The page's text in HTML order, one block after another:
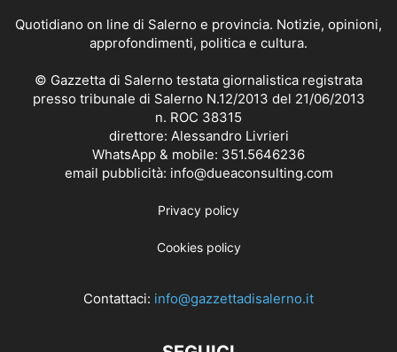
Quotidiano on line di Salerno e provincia. Notizie, opinioni,
approfondimenti, politica e cultura.
© Gazzetta di Salerno testata giornalistica registrata
presso tribunale di Salerno N.12/2013 del 21/06/2013
n. ROC 38315
direttore: Alessandro Livrieri
WhatsApp & mobile: 351.5646236
email pubblicità: info@dueaconsulting.com
Privacy policy
Cookies policy
Contattaci: info@gazzettadisalerno.it